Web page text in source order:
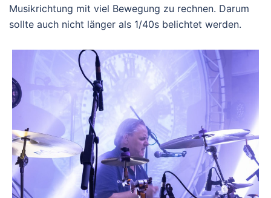
Musikrichtung mit viel Bewegung zu rechnen. Darum
sollte auch nicht länger als 1/40s belichtet werden.